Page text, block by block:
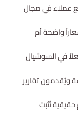
عملاء في مجال
واضحة أم
في السوشيال
ويُقدمون تقارير
تُثبت